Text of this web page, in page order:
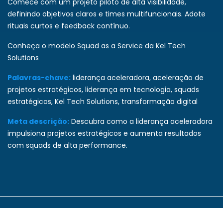
Comece com um projeto piloto de alta visibilidade,
definindo objetivos claros e times multifuncionais. Adote
rituais curtos e feedback contínuo.
Conheça o modelo Squad as a Service da Kel Tech
Solutions
Palavras-chave: liderança aceleradora, aceleração de
projetos estratégicos, liderança em tecnologia, squads
estratégicos, Kel Tech Solutions, transformação digital
Meta descrição: Descubra como a liderança aceleradora
impulsiona projetos estratégicos e aumenta resultados
com squads de alta performance.